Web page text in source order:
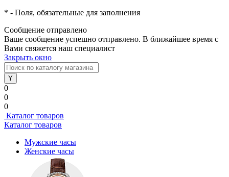
* - Поля, обязательные для заполнения
Сообщение отправлено
Ваше сообщение успешно отправлено. В ближайшее время с
Вами свяжется наш специалист
Закрыть окно
0
0
0
Каталог товаров
Каталог товаров
Мужские часы
Женские часы